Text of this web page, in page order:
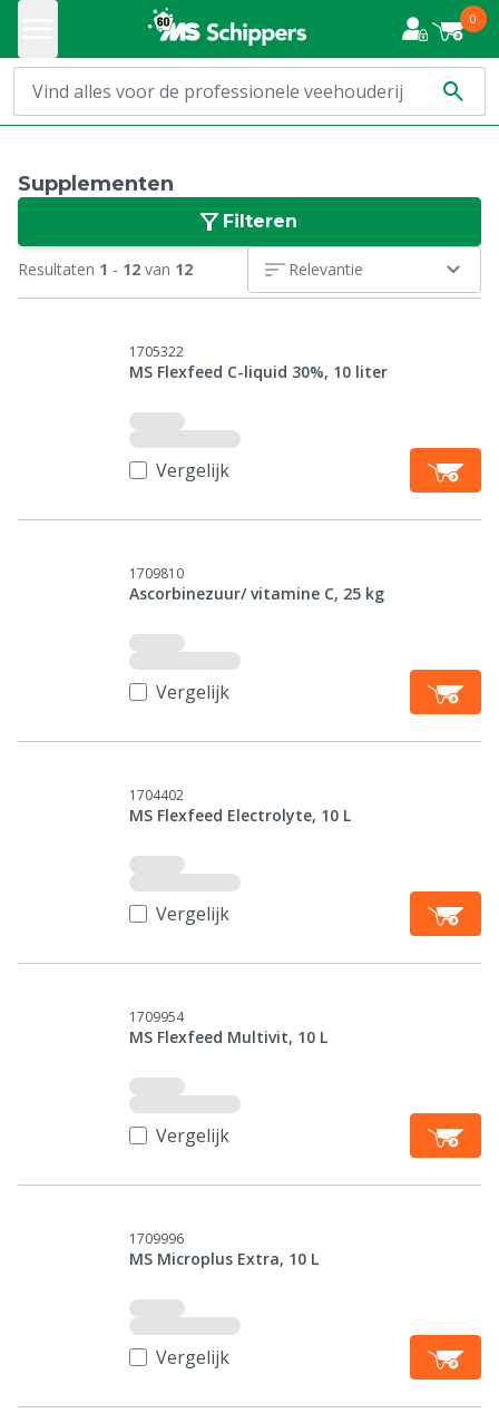
0
Supplementen
Filteren
Resultaten 1 - 12 van 12 Relevantie
1705322
MS Flexfeed C-liquid 30%, 10 liter
Vergelijk
1709810
Ascorbinezuur/ vitamine C, 25 kg
Vergelijk
1704402
MS Flexfeed Electrolyte, 10 L
Vergelijk
1709954
MS Flexfeed Multivit, 10 L
Vergelijk
1709996
MS Microplus Extra, 10 L
Vergelijk